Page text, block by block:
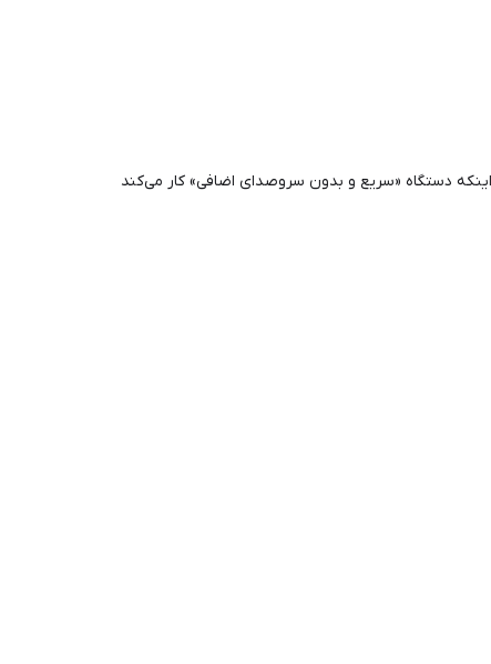
دستگاه «سریع و بدون سروصدای اضافی» کار می‌کند